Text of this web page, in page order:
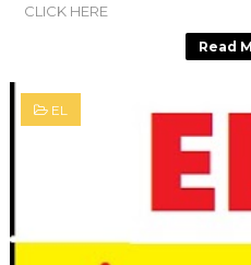
CLICK HERE
Read
EL